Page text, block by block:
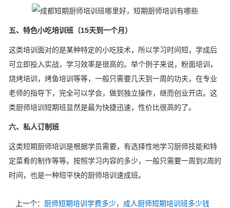
五、特色小吃培训班（15天到一个月）
这类培训面对的是某种特定的小吃技术，所以学习时间短，学成后
可立即投入实战，学习效率是很高的。举个例子来说，粉面培训，
烧烤培训，烤鱼培训等等，一般只需要几天到一周的功夫，在专业
老师的指导下，完全可以学会，做到独立操作，继而创业开店。这
类厨师培训短期班显然是最为快捷迅速，性价比很高的了。
六、私人订制班
这类短期厨师培训是根据学员需要，有选择性地学习厨师技能和特
定菜肴的制作等等。按照学习内容的多少，一般只需要一周到2周的
时间，也是一种短平快的厨师培训速成班。
上一个： 厨师短期培训学费多少，成人厨师短期培训班多少钱